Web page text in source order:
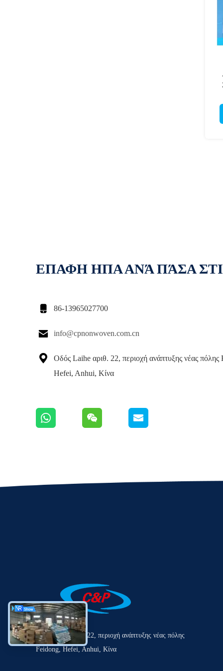
ΕΠΑΦΗ ΗΠΑ ΑΝΆ ΠΆΣΑ
 86-13965027700
 info@cpnonwoven.com.cn

Οδός Laihe αριθ. 22, περιοχή ανάπτυξης νέας πόλης
Hefei, Anhui, Κίνα
Οδός Laihe αριθ. 22, περιοχή ανάπτυξης νέας πόλης
Feidong, Hefei, Anhui, Κίνα